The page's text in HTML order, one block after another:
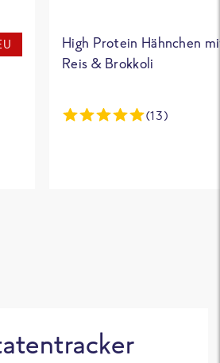
High Protein Hähnchen
Reis & Brokkoli
(13)